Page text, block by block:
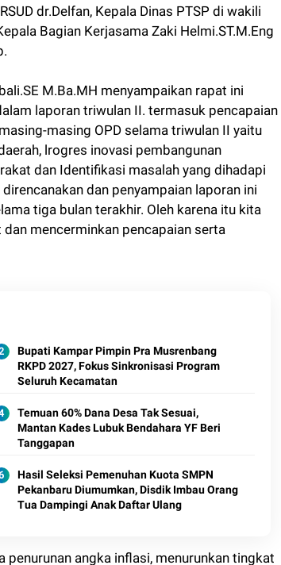
dr.Delfan, Kepala Dinas PTSP di wakili
Bagian Kerjasama Zaki Helmi.ST.M.Eng
M.Ba.MH menyampaikan rapat ini
laporan triwulan II. termasuk pencapaian
masing OPD selama triwulan II yaitu
lrogres inovasi pembangunan
dan Identifikasi masalah yang dihadapi
dan penyampaian laporan ini
tiga bulan terakhir. Oleh karena itu kita
mencerminkan pencapaian serta
Bupati Kampar Pimpin Pra Musrenbang
RKPD 2027, Fokus Sinkronisasi Program
Seluruh Kecamatan
Temuan 60% Dana Desa Tak Sesuai,
Mantan Kades Lubuk Bendahara YF Beri
Tanggapan
Hasil Seleksi Pemenuhan Kuota SMPN
Pekanbaru Diumumkan, Disdik Imbau Orang
Tua Dampingi Anak Daftar Ulang
penurunan angka inflasi, menurunkan tingkat